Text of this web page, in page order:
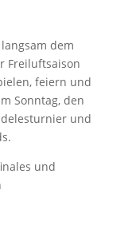
dem
Freiluftsaison
feiern und
Sonntag, den
und
und